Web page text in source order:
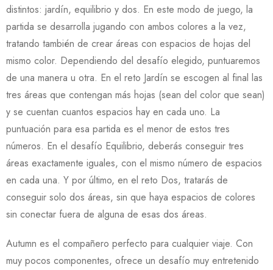
distintos: jardín, equilibrio y dos. En este modo de juego, la
partida se desarrolla jugando con ambos colores a la vez,
tratando también de crear áreas con espacios de hojas del
mismo color. Dependiendo del desafío elegido, puntuaremos
de una manera u otra. En el reto Jardín se escogen al final las
tres áreas que contengan más hojas (sean del color que sean)
y se cuentan cuantos espacios hay en cada uno. La
puntuación para esa partida es el menor de estos tres
números. En el desafío Equilibrio, deberás conseguir tres
áreas exactamente iguales, con el mismo número de espacios
en cada una. Y por último, en el reto Dos, tratarás de
conseguir solo dos áreas, sin que haya espacios de colores
sin conectar fuera de alguna de esas dos áreas.
Autumn es el compañero perfecto para cualquier viaje. Con
muy pocos componentes, ofrece un desafío muy entretenido